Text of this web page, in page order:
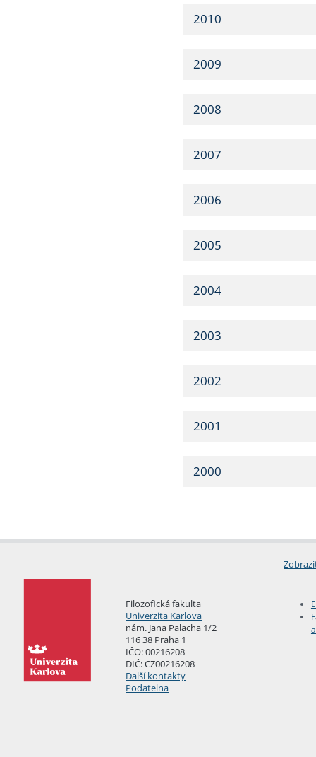
2010
2009
2008
2007
2006
2005
2004
2003
2002
2001
2000
Filozofická fakulta
Univerzita Karlova
nám. Jana Palacha 1/2
116 38 Praha 1
IČO: 00216208
DIČ: CZ00216208
Další kontakty
Podatelna